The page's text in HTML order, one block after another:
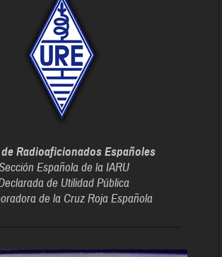
Radioaficionados Españoles
Española de la IARU
de Utilidad Pública
de la Cruz Roja Española